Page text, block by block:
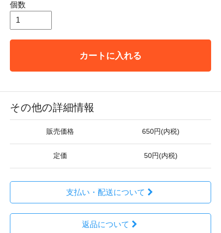
個数
カートに入れる
その他の詳細情報
販売価格 650円(内税)
定価 50円(内税)
支払い・配送について
返品について